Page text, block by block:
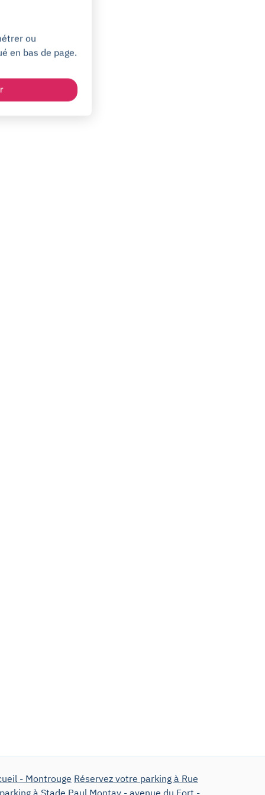
- Montrouge Réservez votre parking à Rue
à Stade Paul Montay - avenue du Fort -
ou
en bas de page.